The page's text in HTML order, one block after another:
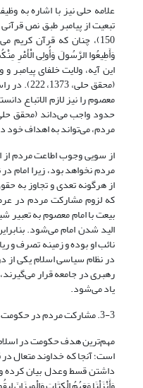
علامه حلی نیز با اشاره به
150)، چنان که قرآن کریم
این آیه، ولایت خلفای پیامبر
(محقق
معصوم را نیز لازم الاتباع
مردم، می‌تواند به اهداف خود
از سویی وجوب اطاعت مردم از
مردم نخواهد بود، زیرا
از هرگونه تعدی و تجاوز به
که لزوم مشارکت مردم در
بیعت با امام معصوم به
الید شدن امام می‌شود.
نائب او بوده و زمینه تصرف و
در نظام سیاسی اسلام یکی
رهبری در جامعه قرار
یاد می‌شود.
3-3. مشارکت مردم در حکومت‌داری
مهم‌ترین هدف حکومت در
است؛ آنجا که خداوند متعال در
داشتن قسط وعدل بیان کرده و